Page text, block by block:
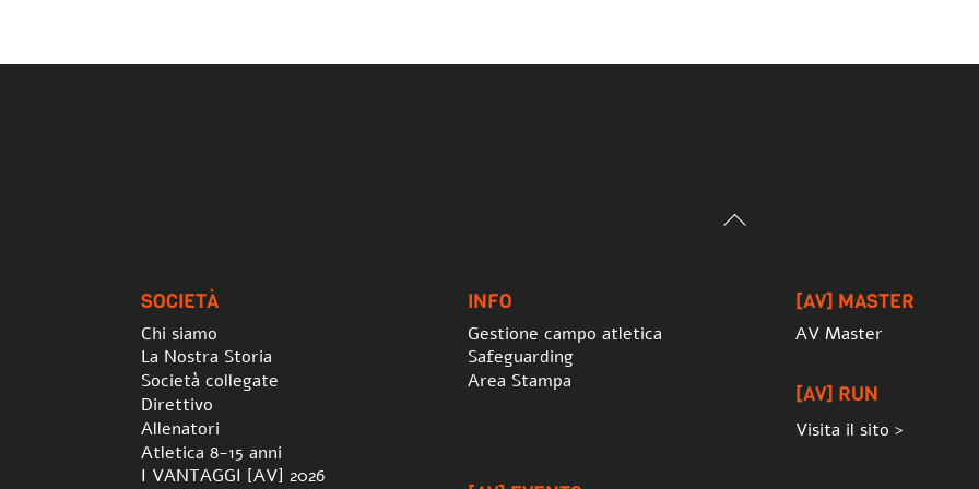
Back
SOCIETÀ
Chi siamo
La Nostra Storia
Società collegate
Direttivo
Allenatori
Atletica 8-15 anni
I VANTAGGI [AV] 2026
INFO
Gestione campo atletica
Safeguarding
Area Stampa
[AV] MASTER
AV Master
[AV] RUN
Visita il sito >